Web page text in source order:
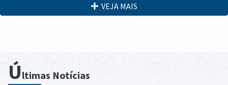
VEJA MAIS
Últimas Notícias